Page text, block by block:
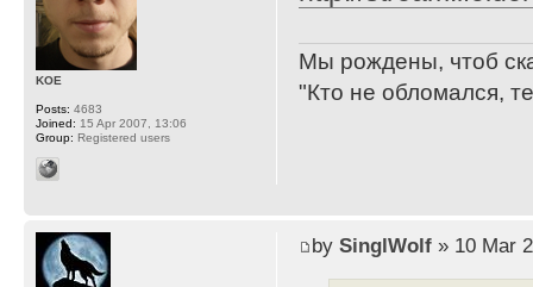
Мы рождены, чтоб
"Кто не обломался,
KOE
Posts: 4683
Joined: 15 Apr 2007, 13:06
Group: Registered users
by SinglWolf» 10 Mar